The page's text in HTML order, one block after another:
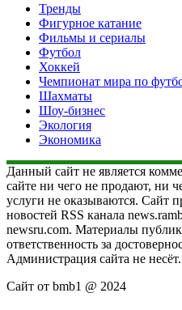
Тренды
Фигурное катание
Фильмы и сериалы
Футбол
Хоккей
Чемпионат мира по
Шахматы
Шоу-бизнес
Экология
Экономика
Данный сайт не является
сайте ни чего не продают, ни
услуги не оказываются. Сайт
новостей RSS канала
newsru.com. Материалы
ответственность за
Администрация сайта не несёт.
Сайт от bmb1 @ 2024